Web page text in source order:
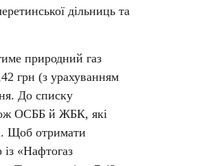
дільниць та
природний газ
грн (з урахуванням
До списку
ОСББ й ЖБК, які
Щоб отримати
із «Нафтогаз